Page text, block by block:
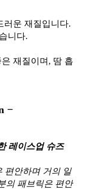
러운 재질입니다.
니다.
재질이며, 땀 흡
−
레이스업 슈즈
편안하며 거의 일
의 패브릭은 편안